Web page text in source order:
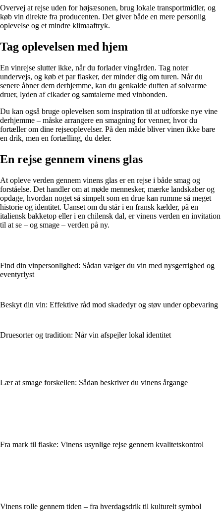
Overvej at rejse uden for højsæsonen, brug lokale transportmidler, og
køb vin direkte fra producenten. Det giver både en mere personlig
oplevelse og et mindre klimaaftryk.
Tag oplevelsen med hjem
En vinrejse slutter ikke, når du forlader vingården. Tag noter
undervejs, og køb et par flasker, der minder dig om turen. Når du
senere åbner dem derhjemme, kan du genkalde duften af solvarme
druer, lyden af cikader og samtalerne med vinbonden.
Du kan også bruge oplevelsen som inspiration til at udforske nye vine
derhjemme – måske arrangere en smagning for venner, hvor du
fortæller om dine rejseoplevelser. På den måde bliver vinen ikke bare
en drik, men en fortælling, du deler.
En rejse gennem vinens glas
At opleve verden gennem vinens glas er en rejse i både smag og
forståelse. Det handler om at møde mennesker, mærke landskaber og
opdage, hvordan noget så simpelt som en drue kan rumme så meget
historie og identitet. Uanset om du står i en fransk kælder, på en
italiensk bakketop eller i en chilensk dal, er vinens verden en invitation
til at se – og smage – verden på ny.
Find din vinpersonlighed: Sådan vælger du vin med nysgerrighed og
eventyrlyst
Beskyt din vin: Effektive råd mod skadedyr og støv under opbevaring
Druesorter og tradition: Når vin afspejler lokal identitet
Lær at smage forskellen: Sådan beskriver du vinens årgange
Fra mark til flaske: Vinens usynlige rejse gennem kvalitetskontrol
Vinens rolle gennem tiden – fra hverdagsdrik til kulturelt symbol